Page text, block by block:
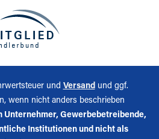
und Versand und ggf.
wenn nicht anders beschrieben
Unternehmer, Gewerbebetreibende,
Institutionen und nicht als